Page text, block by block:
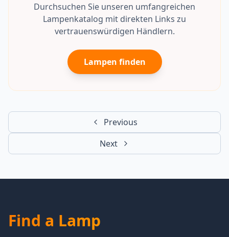
Durchsuchen Sie unseren umfangreichen
Lampenkatalog mit direkten Links zu
vertrauenswürdigen Händlern.
Lampen finden
Previous
Next
Find a Lamp